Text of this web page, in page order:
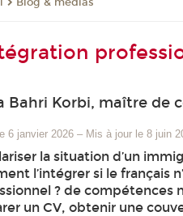
Bahri Korbi, maître de
6 janvier 2026 – Mis à jour le 8 juin
la situation d’un
l’intégrer si le français
? de compétences
un CV, obtenir une